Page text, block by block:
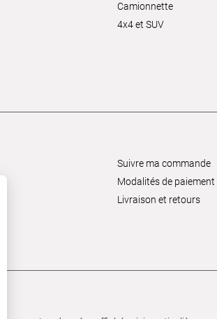
Camionnette
4x4 et SUV
Suivre ma commande
Modalités de paiement
Livraison et retours